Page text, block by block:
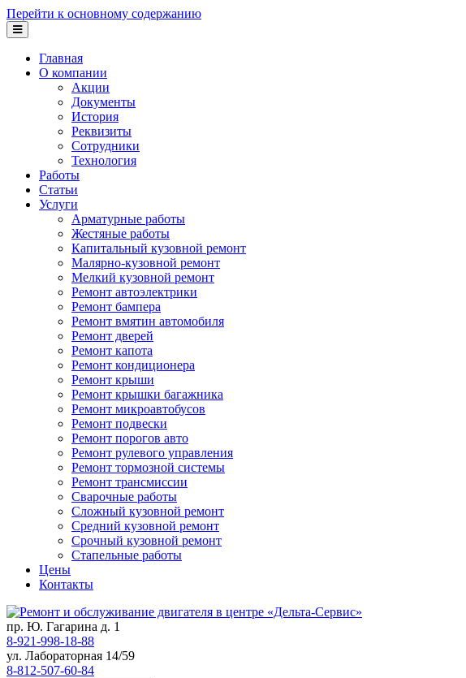
Перейти к основному содержанию
Главная
О компании
Акции
Документы
История
Реквизиты
Сотрудники
Технология
Работы
Статьи
Услуги
Арматурные работы
Жестяные работы
Капитальный кузовной ремонт
Малярно-кузовной ремонт
Мелкий кузовной ремонт
Ремонт автоэлектрики
Ремонт бампера
Ремонт вмятин автомобиля
Ремонт дверей
Ремонт капота
Ремонт кондиционера
Ремонт крыши
Ремонт крышки багажника
Ремонт микроавтобусов
Ремонт подвески
Ремонт порогов авто
Ремонт рулевого управления
Ремонт тормозной системы
Ремонт трансмиссии
Сварочные работы
Сложный кузовной ремонт
Средний кузовной ремонт
Срочный кузовной ремонт
Стапельные работы
Цены
Контакты
пр. Ю. Гагарина д. 1
8-921-998-18-88
ул. Лабораторная 14/59
8-812-507-60-84